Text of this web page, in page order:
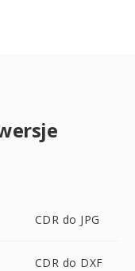
CDR do JPG
CDR do DXF